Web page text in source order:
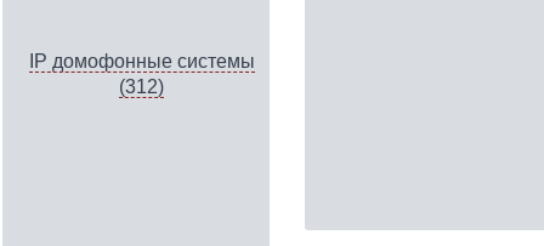
IP домофонные системы
(312)